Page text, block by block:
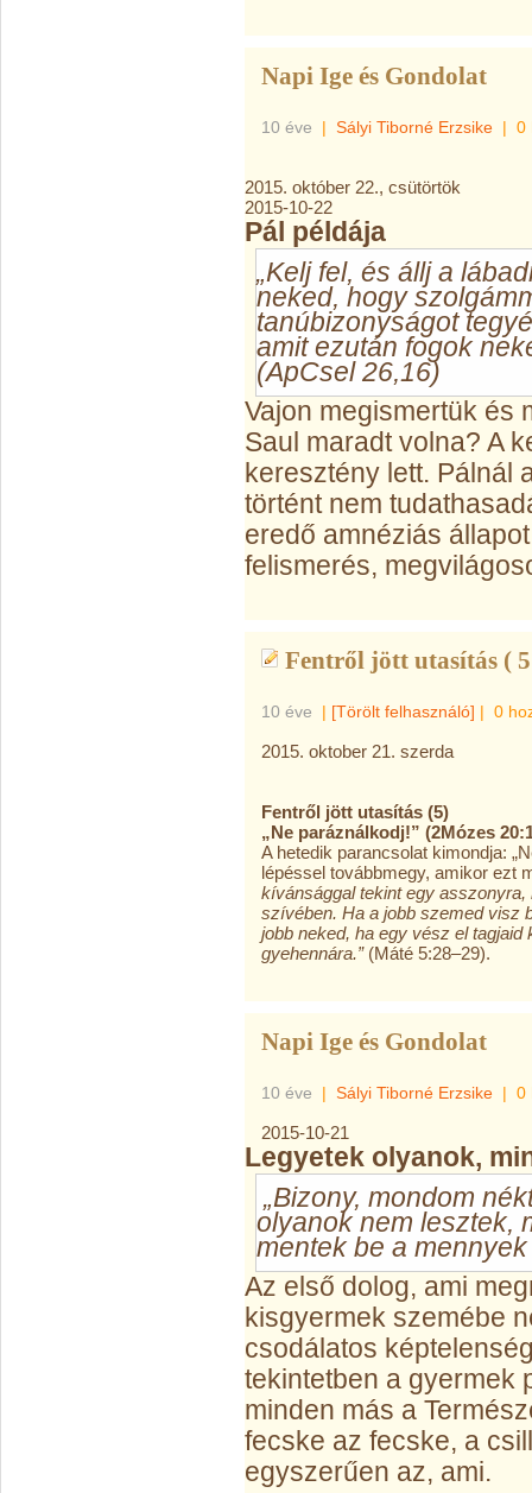
Napi Ige és Gondolat
10 éve | Sályi Tiborné Erzsike | 0
2015. október 22., csütörtök
2015-10-22
Pál példája
„Kelj fel, és állj a
neked, hogy
tanúbizonyságot
amit ezután fogok
(ApCsel 26,16)
Vajon megismertük és
Saul maradt volna? A
keresztény lett. Pálnál
történt nem
eredő amnéziás
felismerés,
Fentről jött utasítás (
10 éve | [Törölt felhasználó] | 0
2015. oktober 21. szerda
Fentről jött utasítás (5)
„Ne paráználkodj!” (2Mózes
A hetedik parancsolat kimondja:
lépéssel továbbmegy, amikor ezt
kívánsággal tekint egy
szívében. Ha a jobb szemed visz
jobb neked, ha egy vész el
gyehennára.” (Máté 5:28–29).
Napi Ige és Gondolat
10 éve | Sályi Tiborné Erzsike | 0
2015-10-21
Legyetek olyanok,
„Bizony, mondom
olyanok nem lesztek,
mentek be a
Az első dolog, ami
kisgyermek szemébe
csodálatos
tekintetben a gyermek
minden más a
fecske az fecske, a
egyszerűen az, ami.